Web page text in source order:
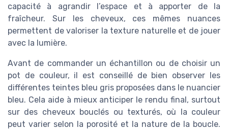
capacité à agrandir l’espace et à apporter de la
fraîcheur. Sur les cheveux, ces mêmes nuances
permettent de valoriser la texture naturelle et de jouer
avec la lumière.
Avant de commander un échantillon ou de choisir un
pot de couleur, il est conseillé de bien observer les
différentes teintes bleu gris proposées dans le nuancier
bleu. Cela aide à mieux anticiper le rendu final, surtout
sur des cheveux bouclés ou texturés, où la couleur
peut varier selon la porosité et la nature de la boucle.